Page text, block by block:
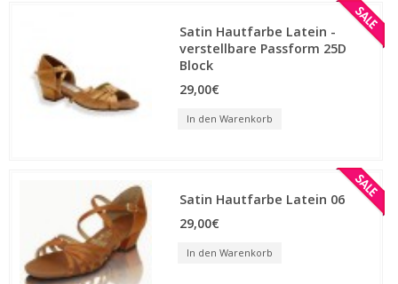
Satin Hautfarbe Latein -
verstellbare Passform 25D
Block
29,00€
In den Warenkorb
Satin Hautfarbe Latein 06
29,00€
In den Warenkorb